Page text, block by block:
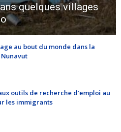
quelques villages
au bout du monde dans la
outils de recherche d’emploi au
les immigrants